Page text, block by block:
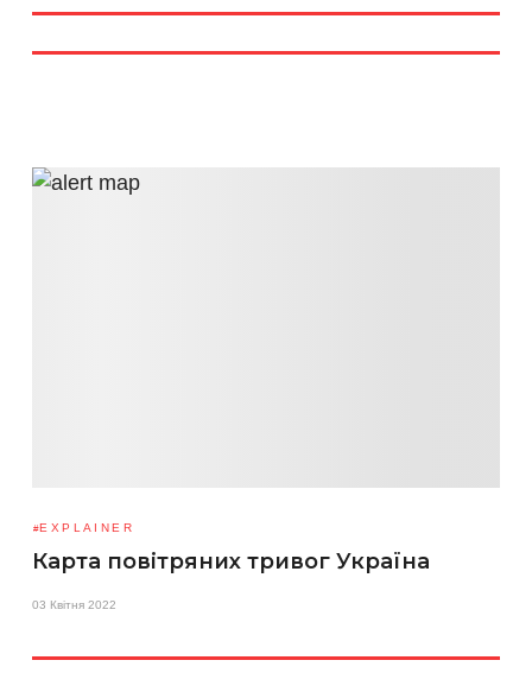
EXPLAINER
Карта повітряних тривог Україна
03 Квітня 2022